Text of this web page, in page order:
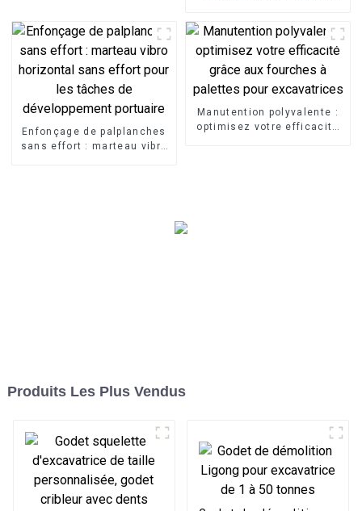
rapide pour les pipelines et
les services publics
Enfonçage de palplanches
sans effort : marteau vibro
Manutention polyvalente :
optimisez votre efficacité
Produits Les Plus Vendus